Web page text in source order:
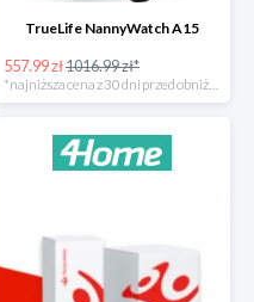
TrueLife NannyWatch A15
557.99 zł1016.99 zł*